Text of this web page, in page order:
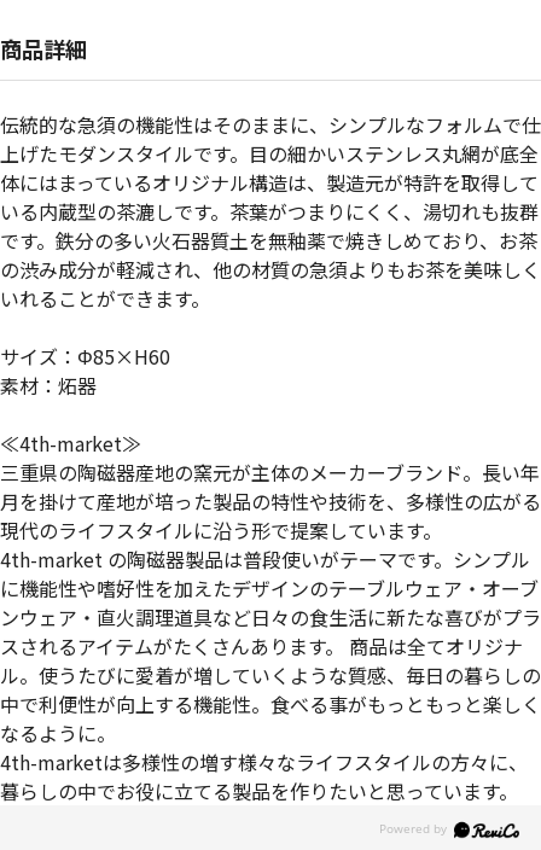
商品詳細
伝統的な急須の機能性はそのままに、シンプルなフォルムで仕
上げたモダンスタイルです。目の細かいステンレス丸網が底全
体にはまっているオリジナル構造は、製造元が特許を取得して
いる内蔵型の茶漉しです。茶葉がつまりにくく、湯切れも抜群
です。鉄分の多い火石器質土を無釉薬で焼きしめており、お茶
の渋み成分が軽減され、他の材質の急須よりもお茶を美味しく
いれることができます。
サイズ：Φ85×H60
素材：炻器
≪4th-market≫
三重県の陶磁器産地の窯元が主体のメーカーブランド。長い年
月を掛けて産地が培った製品の特性や技術を、多様性の広がる
現代のライフスタイルに沿う形で提案しています。
4th-market の陶磁器製品は普段使いがテーマです。シンプル
に機能性や嗜好性を加えたデザインのテーブルウェア・オーブ
ンウェア・直火調理道具など日々の食生活に新たな喜びがプラ
スされるアイテムがたくさんあります。 商品は全てオリジナ
ル。使うたびに愛着が増していくような質感、毎日の暮らしの
中で利便性が向上する機能性。食べる事がもっともっと楽しく
なるように。
4th-marketは多様性の増す様々なライフスタイルの方々に、
暮らしの中でお役に立てる製品を作りたいと思っています。